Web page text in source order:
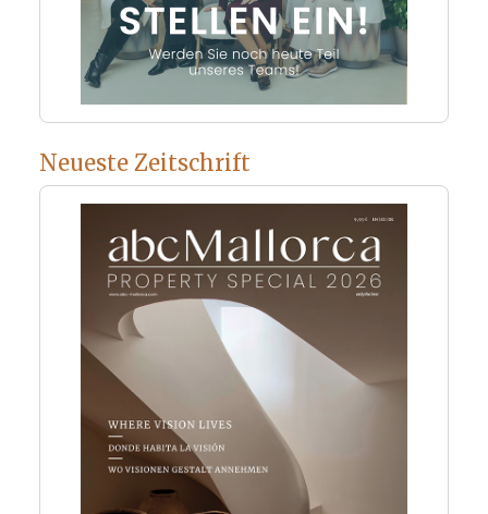
Neueste Zeitschrift